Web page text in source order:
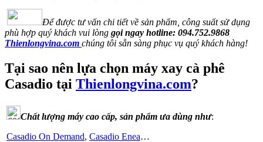
Để được tư vấn chi tiết về sản phẩm, công suất sử dụng
phù hợp quý khách vui lòng gọi ngay hotline: 094.752.9868
Thienlongvina.com chúng tôi sẵn sàng phục vụ quý khách hàng!
Tại sao nên lựa chọn máy xay cà phê
Casadio tại Thienlongvina.com?
Chất lượng máy cao cấp, sản phẩm ưa dùng như:
Casadio On Demand, Casadio Enea…